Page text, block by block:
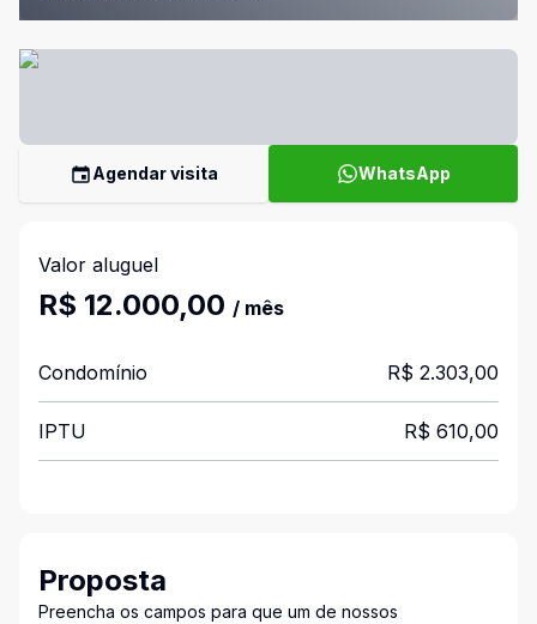
Agendar visita WhatsApp
Valor aluguel
R$ 12.000,00 / mês
Condomínio R$ 2.303,00
IPTU R$ 610,00
Proposta
Preencha os campos para que um de nossos